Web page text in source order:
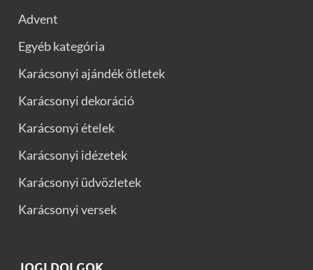
Advent
Egyéb kategória
Karácsonyi ajándék ötletek
Karácsonyi dekoráció
Karácsonyi ételek
Karácsonyi idézetek
Karácsonyi üdvözletek
Karácsonyi versek